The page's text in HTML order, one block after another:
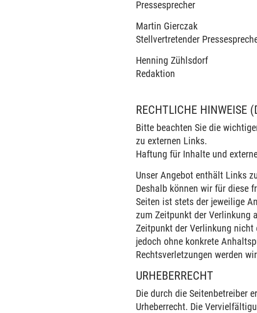
Pressesprecher
Martin Gierczak
Stellvertretender
Henning Zühlsdorf
Redaktion
RECHTLICHE HINWEISE
Bitte beachten Sie die
zu externen Links.
Haftung für Inhalte und
Unser Angebot enthält Links
Deshalb können wir für diese
Seiten ist stets der jeweilige
zum Zeitpunkt der Verlinkung
Zeitpunkt der Verlinkung
jedoch ohne konkrete
Rechtsverletzungen werden
URHEBERRECHT
Die durch die Seitenbetreiber
Urheberrecht. Die